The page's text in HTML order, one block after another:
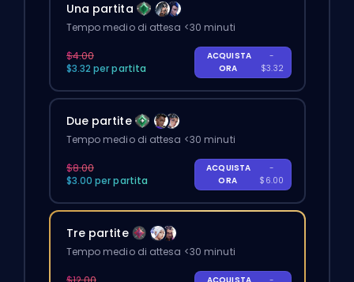
Una partita
Tempo medio di attesa <30 minuti
$4.00
$3.32 per partita
ACQUISTA
ORA
-
$3.32
Due partite
Tempo medio di attesa <30 minuti
$8.00
$3.00 per partita
ACQUISTA
ORA
-
$6.00
Tre partite
Tempo medio di attesa <30 minuti